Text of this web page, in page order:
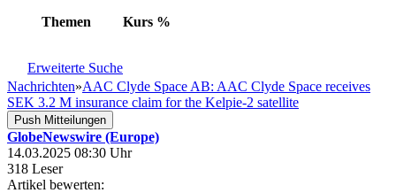
Themen Kurs %
Erweiterte Suche
Nachrichten»AAC Clyde Space AB: AAC Clyde Space receives
SEK 3.2 M insurance claim for the Kelpie-2 satellite
Push Mitteilungen
GlobeNewswire (Europe)
14.03.2025 08:30 Uhr
318 Leser
Artikel bewerten: